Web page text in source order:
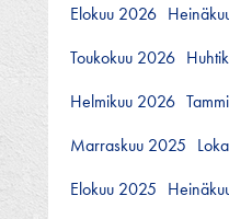
Elokuu 2026
Toukokuu 2026
Helmikuu 2026
Marraskuu 2025
Elokuu 2025